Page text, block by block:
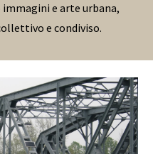
e arte urbana,
e condiviso.